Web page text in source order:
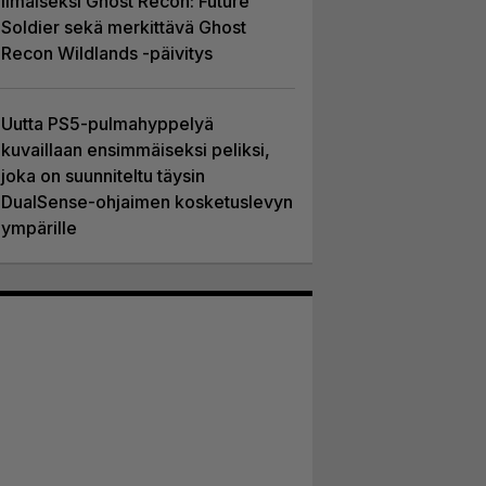
Soldier sekä merkittävä Ghost
Recon Wildlands -päivitys
Uutta PS5-pulmahyppelyä
kuvaillaan ensimmäiseksi peliksi,
joka on suunniteltu täysin
DualSense-ohjaimen kosketuslevyn
ympärille